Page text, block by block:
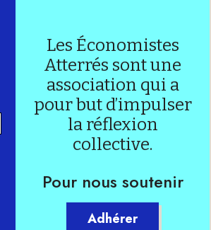
Les Économistes
Atterrés sont une
association qui a
pour but d’impulser
la réflexion
collective.
Pour nous soutenir
Adhérer